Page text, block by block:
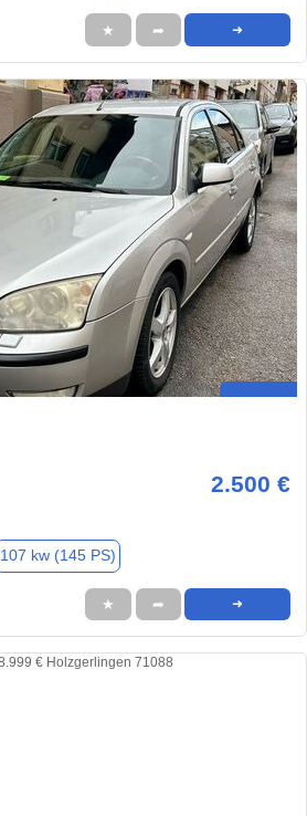
★ ➦ ➜
2.500 €
107 kw (145 PS)
★ ➦ ➜